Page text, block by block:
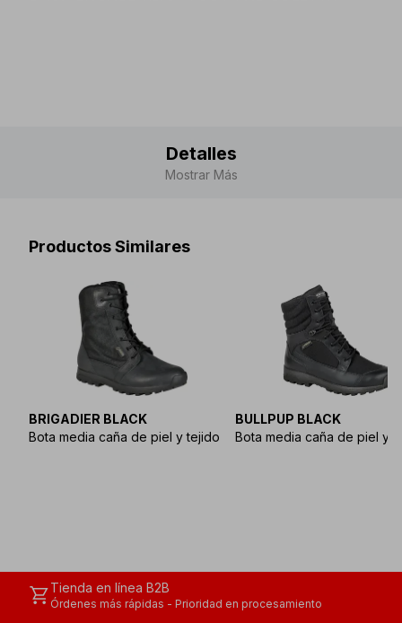
Detalles
Mostrar Más
Productos Similares
BRIGADIER BLACK
Bota media caña de piel y tejido
BULLPUP BLACK
Bota media caña de piel y
shopping_cartTienda en línea B2B
Órdenes más rápidas - Prioridad en procesamiento